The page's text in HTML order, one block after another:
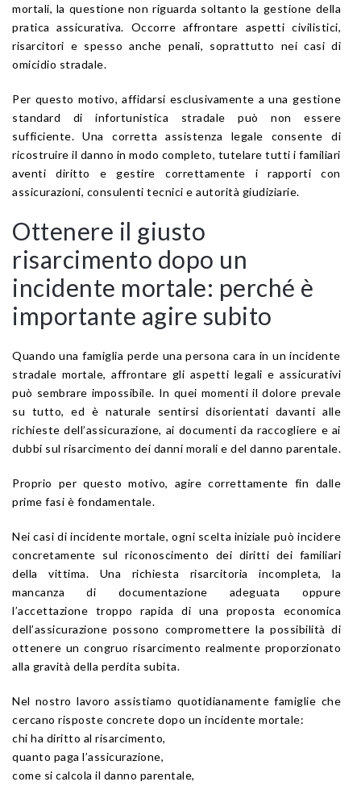
mortali, la questione non riguarda soltanto la gestione della
pratica assicurativa. Occorre affrontare aspetti civilistici,
risarcitori e spesso anche penali, soprattutto nei casi di
omicidio stradale.
Per questo motivo, affidarsi esclusivamente a una gestione
standard di infortunistica stradale può non essere
sufficiente. Una corretta assistenza legale consente di
ricostruire il danno in modo completo, tutelare tutti i familiari
aventi diritto e gestire correttamente i rapporti con
assicurazioni, consulenti tecnici e autorità giudiziarie.
Ottenere il giusto
risarcimento dopo un
incidente mortale: perché è
importante agire subito
Quando una famiglia perde una persona cara in un incidente
stradale mortale, affrontare gli aspetti legali e assicurativi
può sembrare impossibile. In quei momenti il dolore prevale
su tutto, ed è naturale sentirsi disorientati davanti alle
richieste dell’assicurazione, ai documenti da raccogliere e ai
dubbi sul risarcimento dei danni morali e del danno parentale.
Proprio per questo motivo, agire correttamente fin dalle
prime fasi è fondamentale.
Nei casi di incidente mortale, ogni scelta iniziale può incidere
concretamente sul riconoscimento dei diritti dei familiari
della vittima. Una richiesta risarcitoria incompleta, la
mancanza di documentazione adeguata oppure
l’accettazione troppo rapida di una proposta economica
dell’assicurazione possono compromettere la possibilità di
ottenere un congruo risarcimento realmente proporzionato
alla gravità della perdita subita.
Nel nostro lavoro assistiamo quotidianamente famiglie che
cercano risposte concrete dopo un incidente mortale:
chi ha diritto al risarcimento,
quanto paga l’assicurazione,
come si calcola il danno parentale,